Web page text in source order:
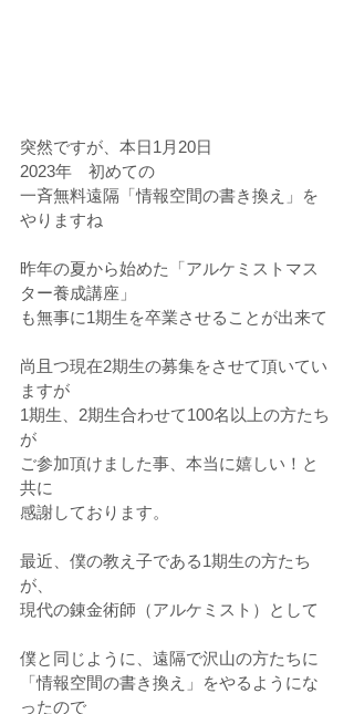
突然ですが、本日1月20日
2023年　初めての
一斉無料遠隔「情報空間の書き換え」を
やりますね
昨年の夏から始めた「アルケミストマス
ター養成講座」
も無事に1期生を卒業させることが出来て
尚且つ現在2期生の募集をさせて頂いてい
ますが
1期生、2期生合わせて100名以上の方たち
が
ご参加頂けました事、本当に嬉しい！と
共に
感謝しております。
最近、僕の教え子である1期生の方たち
が、
現代の錬金術師（アルケミスト）として
僕と同じように、遠隔で沢山の方たちに
「情報空間の書き換え」をやるようにな
ったので